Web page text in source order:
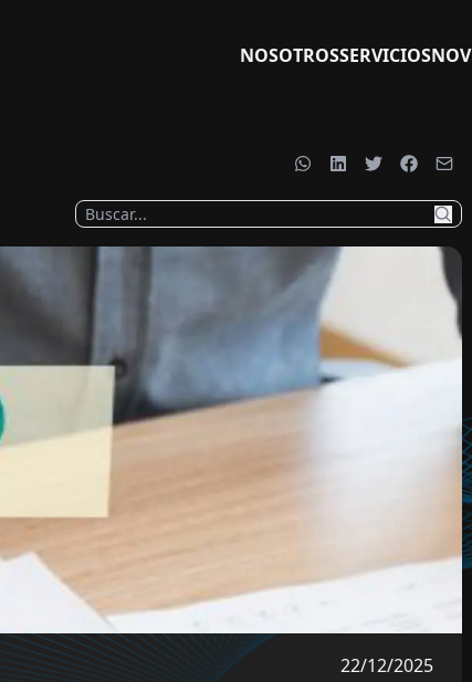
NOSOTROSSERVICIOS
22/12/2025